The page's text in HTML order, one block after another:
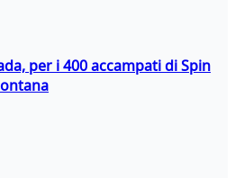
per i 400 accampati di Spin